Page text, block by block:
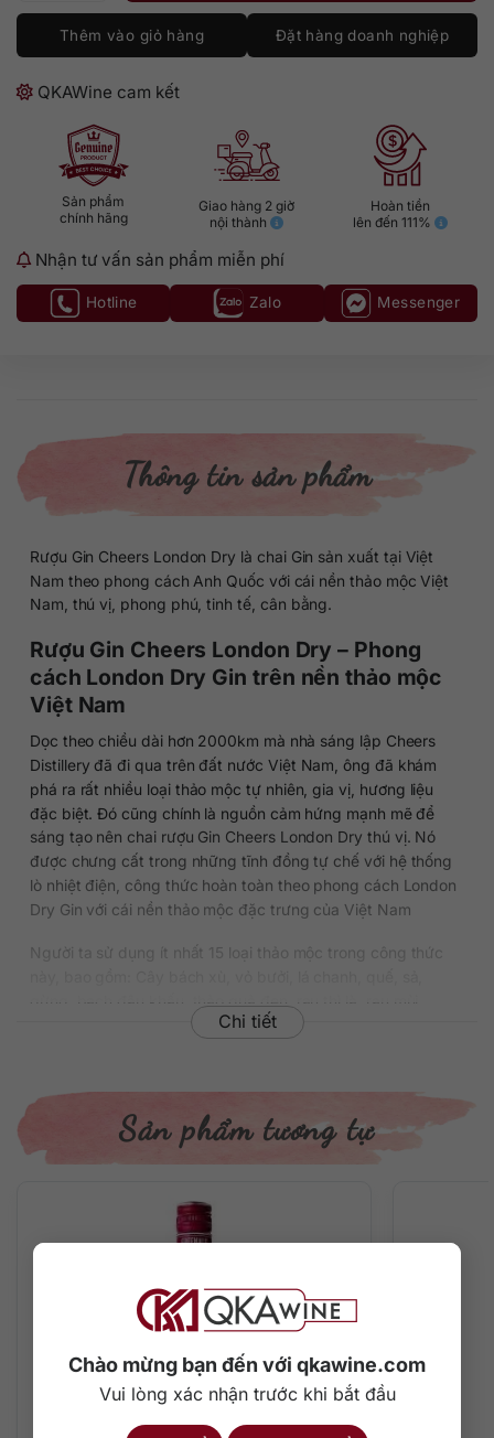
Chào mừng bạn đến với qkawine.com
Vui lòng xác nhận trước khi bắt đầu
Thêm vào giỏ hàng Đặt hàng doanh nghiệp
QKAWine cam kết
Sản phẩm
chính hãng
Giao hàng 2 giờ
nội thành
Hoàn tiền
lên đến 111%
Nhận tư vấn sản phẩm miễn phí
Hotline Zalo Messenger
Thông tin sản phẩm
Rượu Gin Cheers London Dry là chai Gin sản xuất tại Việt
Nam theo phong cách Anh Quốc với cái nền thảo mộc Việt
Nam, thú vị, phong phú, tinh tế, cân bằng.
Rượu Gin Cheers London Dry – Phong
cách London Dry Gin trên nền thảo mộc
Việt Nam
Dọc theo chiều dài hơn 2000km mà nhà sáng lập Cheers
Distillery đã đi qua trên đất nước Việt Nam, ông đã khám
phá ra rất nhiều loại thảo mộc tự nhiên, gia vị, hương liệu
đặc biệt. Đó cũng chính là nguồn cảm hứng mạnh mẽ để
sáng tạo nên chai rượu Gin Cheers London Dry thú vị. Nó
được chưng cất trong những tĩnh đồng tự chế với hệ thống
lò nhiệt điện, công thức hoàn toàn theo phong cách London
Dry Gin với cái nền thảo mộc đặc trưng của Việt Nam
Người ta sử dụng ít nhất 15 loại thảo mộc trong công thức
gừng, bạch đậu khấu, thảo quả đen, rau thì là, rau mùi,
nhau cũng như đạt đến mức độ thuần khiết đặc biệt hấp
Thông tin chi tiết về rượu
Thương hiệu: Cheers Distillery
Phân loại: Gin
Dung tích: 750 ml
Màu sắc: Trong suốt như pha lê
chế cocktail
Hương vị độc đáo của rượu Gin Việt Nam
Chi tiết
Sản phẩm tương tự